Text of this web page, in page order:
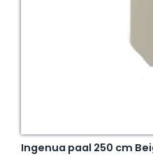
Ingenua paal 250 cm